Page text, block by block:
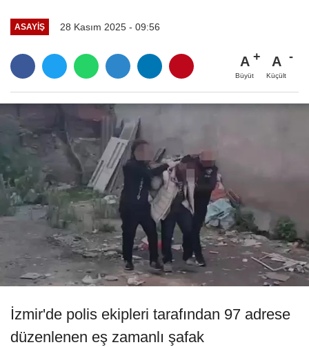
ASAYIŞ 28 Kasım 2025 - 09:56
A
Büyüt
A
Küçült
İzmir'de polis ekipleri tarafından 97 adrese
düzenlenen eş zamanlı şafak